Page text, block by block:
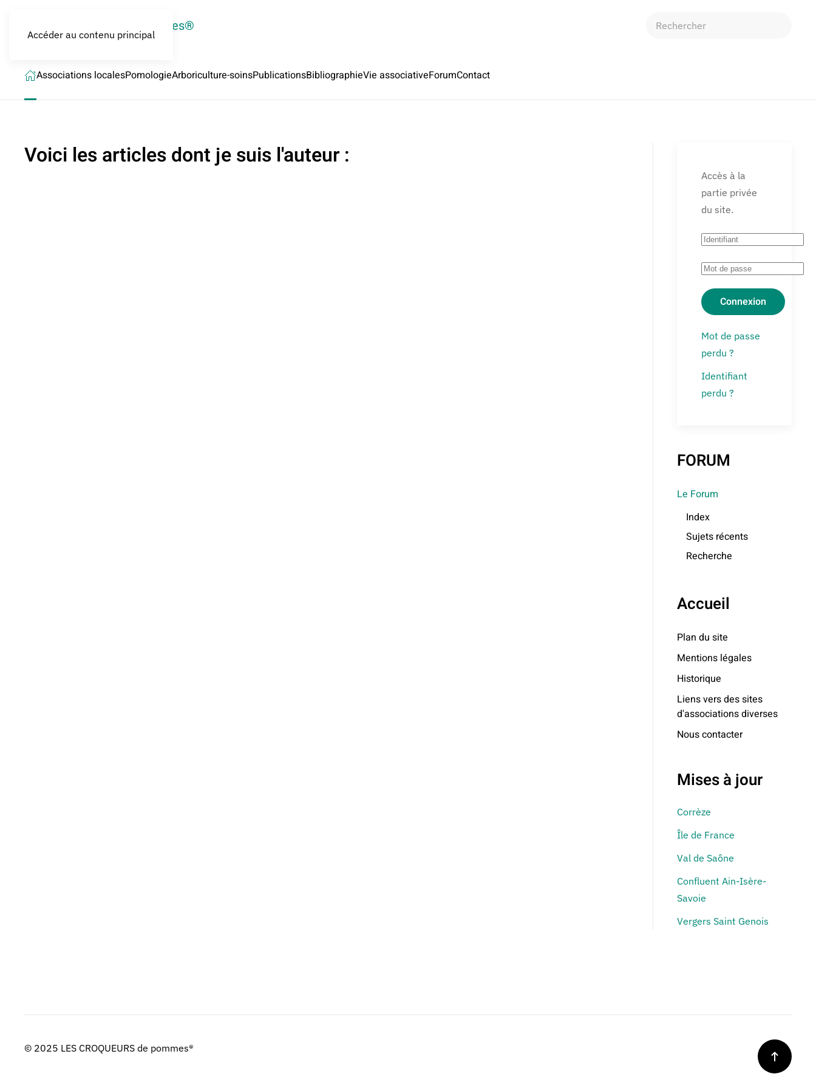
Accéder au contenu principal
LES CROQUEURS de pommes®
Associations localesPomologieArboriculture-soinsPublicationsBibliographieVie associativeForumContact
Voici les articles dont je suis l'auteur :
Accès à la
partie privée
du site.
Connexion
Mot de passe
perdu ?
Identifiant
perdu ?
FORUM
Le Forum
Index
Sujets récents
Recherche
Accueil
Plan du site
Mentions légales
Historique
Liens vers des sites
d'associations diverses
Nous contacter
Mises à jour
Corrèze
Île de France
Val de Saône
Confluent Ain-Isère-
Savoie
Vergers Saint Genois
© 2025 LES CROQUEURS de pommes®